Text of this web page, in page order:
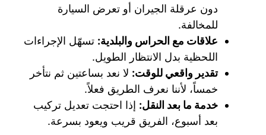
دون عرقلة الجيران أو تعرض السيارة
للمخالفة.
علاقات مع الحراس والبلدية: تسهّل الإجراءات
اللحظية بدل الانتظار الطويل.
تقدير واقعي للوقت: لا نعد بساعتين ثم نتأخر
خمساً، لأننا نعرف الطريق فعلاً.
خدمة ما بعد النقل: إذا احتجت تعديل تركيب
بعد أسبوع، الفريق قريب ويعود بسرعة.